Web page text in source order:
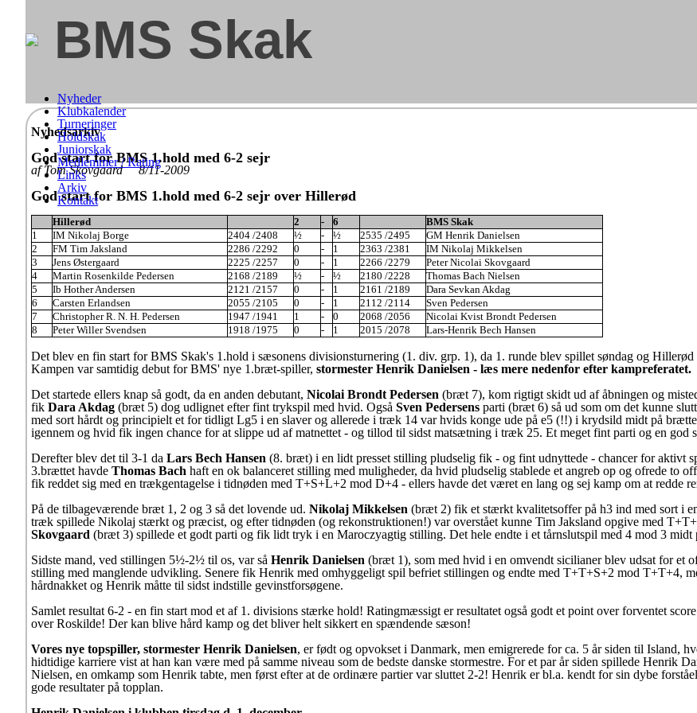
BMS Skak
Nyheder
Klubkalender
Turneringer
Holdskak
Juniorskak
Medlemmer / Rating
Links
Arkiv
Kontakt
Nyhedsarkiv
God start for BMS 1.hold med 6-2 sejr
af Tom Skovgaard 8/11-2009
God start for BMS 1.hold med 6-2 sejr over Hillerød
Hillerød 2 - 6
BMS Skak
1
IM Nikolaj Borge 2404 /2408 ½ - ½ 2535 /2495
GM Henrik Danielsen
2
FM Tim Jaksland 2286 /2292 0 - 1 2363 /2381
IM Nikolaj Mikkelsen
3
Jens Østergaard 2225 /2257 0 - 1 2266 /2279
Peter Nicolai Skovgaard
4
Martin Rosenkilde Pedersen 2168 /2189 ½ - ½ 2180 /2228
Thomas Bach Nielsen
5
Ib Hother Andersen 2121 /2157 0 - 1 2161 /2189
Dara Sevkan Akdag
6
Carsten Erlandsen 2055 /2105 0 - 1 2112 /2114
Sven Pedersen
7
Christopher R. N. H. Pedersen 1947 /1941 1 - 0 2068 /2056
Nicolai Kvist Brondt Pedersen
8
Peter Willer Svendsen 1918 /1975 0 - 1 2015 /2078 Lars-Henrik Bech Hansen
Det blev en fin start for BMS Skak's 1.hold i sæsonens divisionsturnering (1. div. grp. 1), da 1. runde blev spillet søndag og
Kampen var samtidig debut for BMS' nye 1.bræt-spiller, stormester Henrik Danielsen - læs mere nedenfor efter kampreferatet.
Det startede ellers knap så godt, da en anden debutant, Nicolai Brondt Pedersen (bræt 7), kom rigtigt skidt ud af åbningen og
fik Dara Akdag (bræt 5) dog udlignet efter fint trykspil med hvid. Også Sven Pedersens parti (bræt 6) så ud som om det kunne
med sort hårdt og principielt et for tidligt Lg5 i en slaver og allerede i træk 14 var hvids konge ude på e5 (!!) i krydsild midt på
igennem og hvid fik ingen chance for at slippe ud af matnettet - og tillod til sidst matsætning i træk 25. Et meget fint parti og en god
Derefter blev det til 3-1 da Lars Bech Hansen (8. bræt) i en lidt presset stilling pludselig fik - og fint udnyttede - chancer for
3.brættet havde Thomas Bach haft en ok balanceret stilling med muligheder, da hvid pludselig stablede et angreb op og ofrede to
fik reddet sig med en trækgentagelse i tidnøden med T+S+L+2 mod D+4 - ellers havde det været en lang og sej kamp om at redde
På de tilbageværende bræt 1, 2 og 3 så det lovende ud. Nikolaj Mikkelsen (bræt 2) fik et stærkt kvalitetsoffer på h3 ind med sort i
træk spillede Nikolaj stærkt og præcist, og efter tidnøden (og rekonstruktionen!) var overstået kunne Tim Jaksland opgive med
Skovgaard (bræt 3) spillede et godt parti og fik lidt tryk i en Maroczyagtig stilling. Det hele endte i et tårnslutspil med 4 mod 3
Sidste mand, ved stillingen 5½-2½ til os, var så Henrik Danielsen (bræt 1), som med hvid i en omvendt sicilianer blev udsat for et
stilling med manglende udvikling. Senere fik Henrik med omhyggeligt spil befriet stillingen og endte med T+T+S+2 mod T+T+4,
hårdnakket og Henrik måtte til sidst indstille gevinstforsøgene.
Samlet resultat 6-2 - en fin start mod et af 1. divisions stærke hold! Ratingmæssigt er resultatet også godt et point over forventet
over Roskilde! Der kan blive hård kamp og det bliver helt sikkert en spændende sæson!
Vores nye topspiller, stormester Henrik Danielsen, er født og opvokset i Danmark, men emigrerede for ca. 5 år siden til Island,
hidtidige karriere vist at han kan være med på samme niveau som de bedste danske stormestre. For et par år siden spillede Henrik
Nielsen, en omkamp som Henrik tabte, men først efter at de ordinære partier var sluttet 2-2! Henrik er bl.a. kendt for sin dybe
gode resultater på topplan.